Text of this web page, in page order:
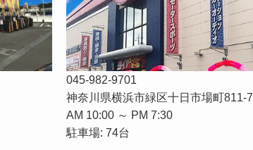
045-982-9701
神奈川県横浜市緑区十日市場町811-7
AM 10:00 ～ PM 7:30
駐車場: 74台